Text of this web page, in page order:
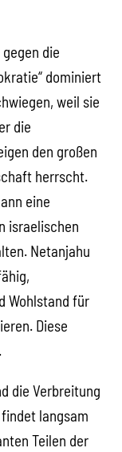
die
dominiert
weil sie
die
den großen
herrscht.
eine
israelischen
Netanjahu
Wohlstand für
Diese
die Verbreitung
langsam
Teilen der